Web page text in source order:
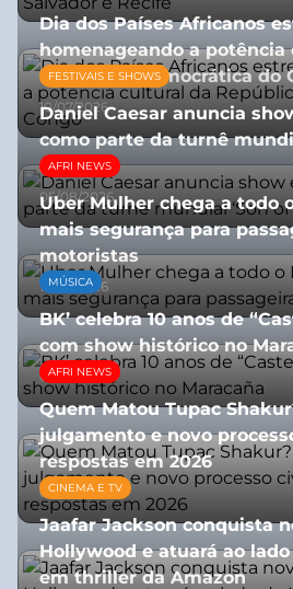
Dia dos Países Africanos
homenageando a
República Democrática do
10/07/2026
FESTIVAIS E SHOWS
Daniel Caesar anuncia
como parte da turnê
Spergy’
05/08/2026
AFRI NEWS
Uber Mulher chega a todo
mais segurança para
motoristas
10/07/2026
MÚSICA
BK’ celebra 10 anos de
com show histórico no
06/08/2026
AFRI NEWS
Quem Matou Tupac
julgamento e novo
respostas em 2026
05/08/2026
CINEMA E TV
Jaafar Jackson conquista
Hollywood e atuará ao
em thriller da Amazon